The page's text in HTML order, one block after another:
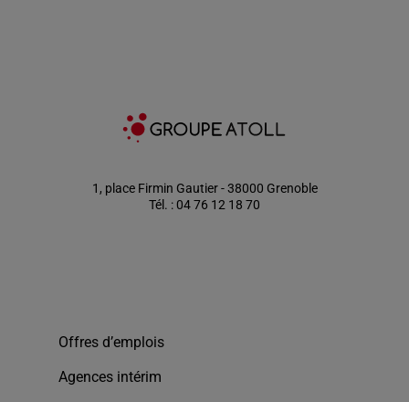
1, place Firmin Gautier - 38000 Grenoble
Tél. : 04 76 12 18 70
Offres d’emplois
Agences intérim